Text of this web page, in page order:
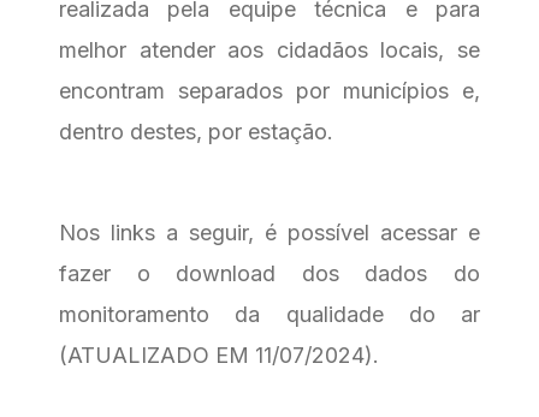
realizada pela equipe técnica e para
melhor atender aos cidadãos locais, se
encontram separados por municípios e,
dentro destes, por estação.
Nos links a seguir, é possível acessar e
fazer o download dos dados do
monitoramento da qualidade do ar
(ATUALIZADO EM 11/07/2024).